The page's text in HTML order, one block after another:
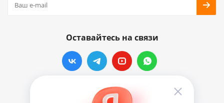
Оставайтесь на связи
Наши контакты